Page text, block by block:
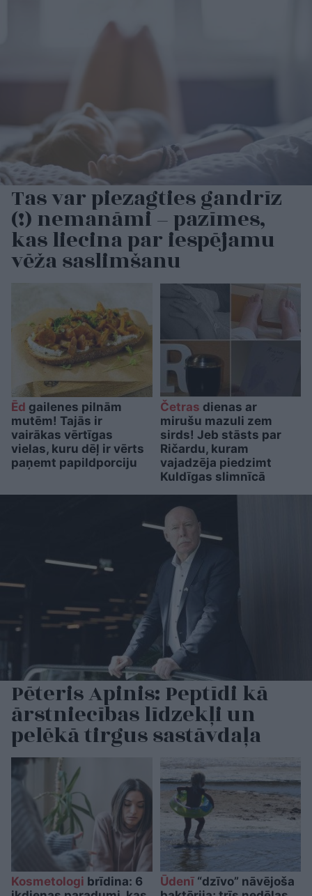
Tas var piezagties gandrīz
(!) nemanāmi – pazīmes,
kas liecina par iespējamu
vēža saslimšanu
Ēd gailenes pilnām
mutēm! Tajās ir
vairākas vērtīgas
vielas, kuru dēļ ir vērts
paņemt papildporciju
Četras dienas ar
mirušu mazuli zem
sirds! Jeb stāsts par
Ričardu, kuram
vajadzēja piedzimt
Kuldīgas slimnīcā
Pēteris Apinis: Peptīdi kā
ārstniecības līdzekļi un
pelēkā tirgus sastāvdaļa
Kosmetologi brīdina: 6
Ūdenī“dzīvo” nāvējoša